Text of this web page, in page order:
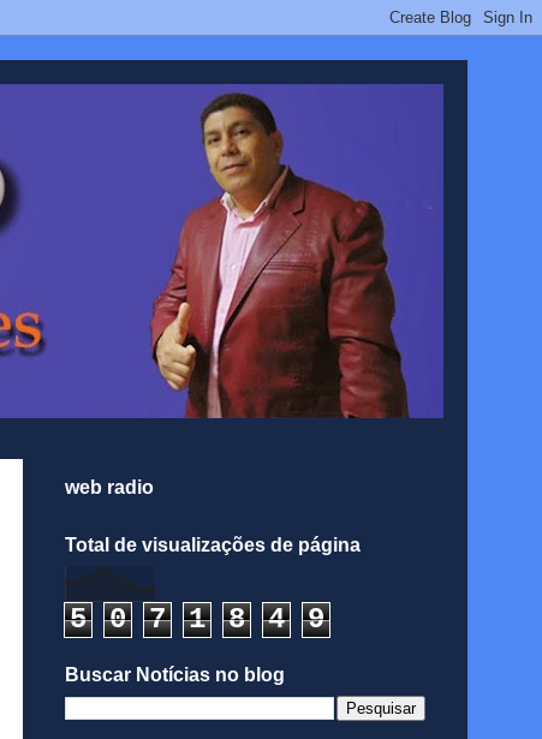
web radio
Total de visualizações de página
5 0 7 1 8 4 9
Buscar Notícias no blog